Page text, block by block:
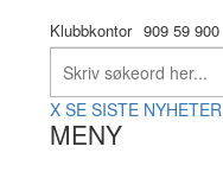
Klubbkontor 909 59 900
X SE SISTE NYHETER
MENY